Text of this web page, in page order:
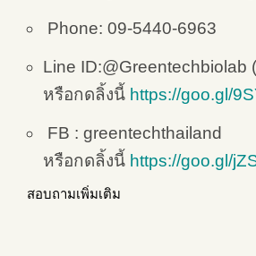
Phone: 09-5440-6963
Line ID:@Greentechbiolab
หรือกดลิ้งนี้ https://goo.gl/
FB : greentechthailand
หรือกดลิ้งนี้ https://goo.gl/
สอบถามเพิ่มเติม